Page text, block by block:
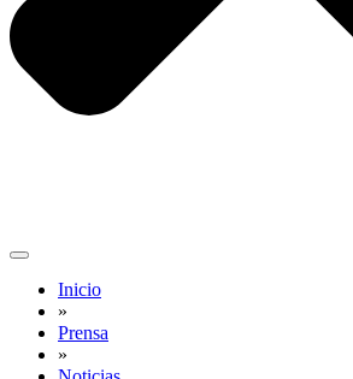
Inicio
»
Prensa
»